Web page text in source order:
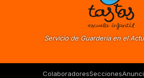
Servicio de Guardería en el
ColaboradoresSecciones